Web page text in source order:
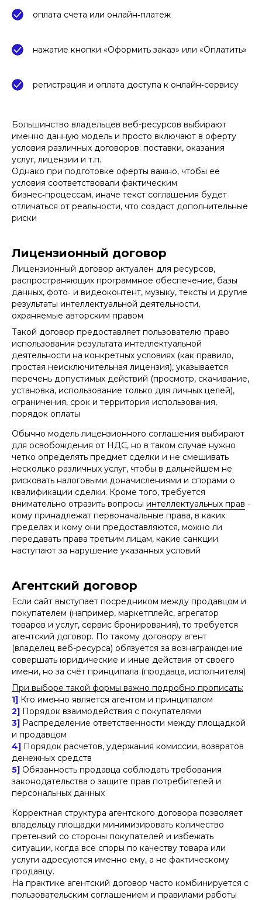
оплата счета или онлайн‑платеж
нажатие кнопки «Оформить заказ» или «Оплатить»
регистрация и оплата доступа к онлайн‑сервису
Большинство владельцев веб-ресурсов выбирают
именно данную модель и просто включают в оферту
условия различных договоров: поставки, оказания
услуг, лицензии и т.п.
Однако при подготовке оферты важно, чтобы ее
условия соответствовали фактическим
бизнес‑процессам, иначе текст соглашения будет
отличаться от реальности, что создаст дополнительные
риски
Лицензионный договор
Лицензионный договор актуален для ресурсов,
распространяющих программное обеспечение, базы
данных, фото‑ и видеоконтент, музыку, тексты и другие
результаты интеллектуальной деятельности,
охраняемые авторским правом
Такой договор предоставляет пользователю право
использования результата интеллектуальной
деятельности на конкретных условиях (как правило,
простая неисключительная лицензия), указывается
перечень допустимых действий (просмотр, скачивание,
установка, использование только для личных целей),
ограничения, срок и территория использования,
порядок оплаты
Обычно модель лицензионного соглашения выбирают
для освобождения от НДС, но в таком случае нужно
четко определять предмет сделки и не смешивать
несколько различных услуг, чтобы в дальнейшем не
рисковать налоговыми доначислениями и спорами о
квалификации сделки. Кроме того, требуется
внимательно отразить вопросы интеллектуальных прав -
кому принадлежат первоначальные права, в каких
пределах и кому они предоставляются, можно ли
передавать права третьим лицам, какие санкции
наступают за нарушение указанных условий
Агентский договор
Если сайт выступает посредником между продавцом и
покупателем (например, маркетплейс, агрегатор
товаров и услуг, сервис бронирования), то требуется
агентский договор. По такому договору агент
(владелец веб-ресурса) обязуется за вознаграждение
совершать юридические и иные действия от своего
имени, но за счёт принципала (продавца, исполнителя)
При выборе такой формы важно подробно прописать:
1] Кто именно является агентом и принципалом
2] Порядок взаимодействия с покупателями
3] Распределение ответственности между площадкой
и продавцом
4] Порядок расчетов, удержания комиссии, возвратов
денежных средств
5] Обязанность продавца соблюдать требования
законодательства о защите прав потребителей и
персональных данных
Корректная структура агентского договора позволяет
владельцу площадки минимизировать количество
претензий со стороны покупателей и избежать
ситуации, когда все споры по качеству товара или
услуги адресуются именно ему, а не фактическому
продавцу.
На практике агентский договор часто комбинируется с
пользовательским соглашением и правилами работы
Полина Пушкарёва
юрист практики защиты
интеллектуальной собственности
Опубликовано:
13.03.2026